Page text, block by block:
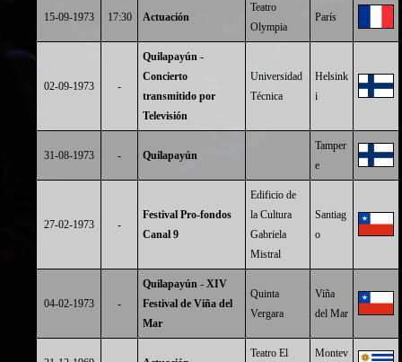
15-09-1973 17:30 Actuación
Teatro
Olympia
París
02-09-1973 -
Quilapayún -
Concierto
transmitido por
Televisión
Universidad
Técnica
Helsink
i
31-08-1973 - Quilapayún
Tamper
e
27-02-1973 -
Festival Pro-fondos
Canal 9
Edificio de
la Cultura
Gabriela
Mistral
Santiag
o
04-02-1973 -
Quilapayún - XIV
Festival de Viña del
Mar
Quinta
Vergara
Viña
del Mar
Teatro El Montev